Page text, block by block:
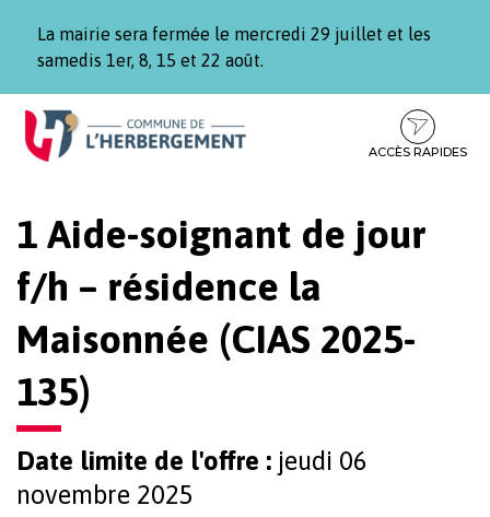
La mairie sera fermée le mercredi 29 juillet et les
samedis 1er, 8, 15 et 22 août.
Aller
Aller
contenu
Aller
pied
ACCÈS RAPIDES
1 Aide-soignant de jour
f/h – résidence la
Maisonnée (CIAS 2025-
135)
Date limite de l'offre : jeudi 06
novembre 2025